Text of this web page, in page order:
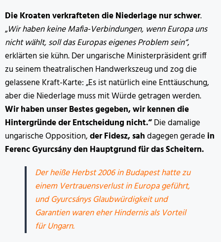
Die Kroaten verkrafteten die Niederlage nur schwer.
„Wir haben keine Mafia-Verbindungen, wenn Europa uns
nicht wählt, soll das Europas eigenes Problem sein“,
erklärten sie kühn. Der ungarische Ministerpräsident griff
zu seinem theatralischen Handwerkszeug und zog die
gelassene Kraft-Karte: „Es ist natürlich eine Enttäuschung,
aber die Niederlage muss mit Würde getragen werden.
Wir haben unser Bestes gegeben, wir kennen die
Hintergründe der Entscheidung nicht.“Die damalige
ungarische Opposition,der Fidesz, sahdagegen gerade in
Ferenc Gyurcsány den Hauptgrund für das Scheitern.
Der heiße Herbst 2006 in Budapest hatte zu
einem Vertrauensverlust in Europa geführt,
und Gyurcsánys Glaubwürdigkeit und
Garantien waren eher Hindernis als Vorteil
für Ungarn.